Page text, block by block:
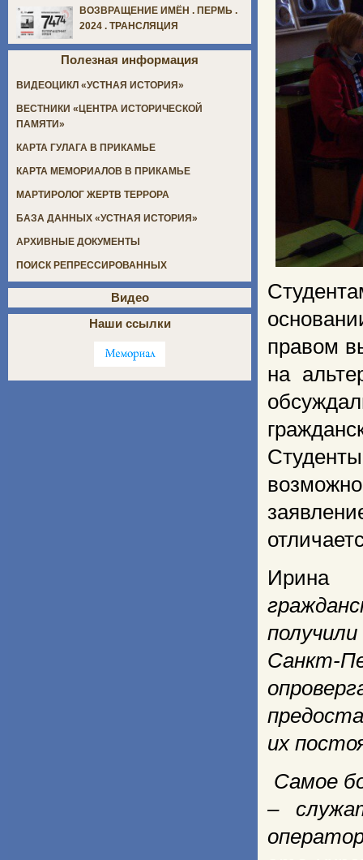
правом
на
Ирина
Санкт-
их
Самое
–
ВОЗВРАЩЕНИЕ ИМЁН . ПЕРМЬ .
2024 . ТРАНСЛЯЦИЯ
Полезная информация
ВИДЕОЦИКЛ «УСТНАЯ ИСТОРИЯ»
ВЕСТНИКИ «ЦЕНТРА ИСТОРИЧЕСКОЙ
ПАМЯТИ»
КАРТА ГУЛАГА В ПРИКАМЬЕ
КАРТА МЕМОРИАЛОВ В ПРИКАМЬЕ
МАРТИРОЛОГ ЖЕРТВ ТЕРРОРА
БАЗА ДАННЫХ «УСТНАЯ ИСТОРИЯ»
АРХИВНЫЕ ДОКУМЕНТЫ
ПОИСК РЕПРЕССИРОВАННЫХ
Видео
Наши ссылки